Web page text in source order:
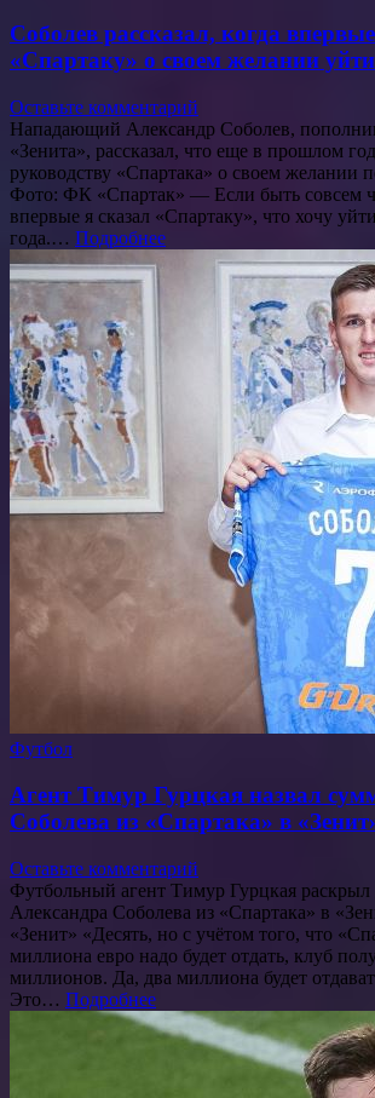
Соболев рассказал, когда
«Спартаку» о своем желании уйти
Оставьте комментарий
Нападающий Александр Соболев,
«Зенита», рассказал, что еще в прошлом
руководству «Спартака» о своем желании
Фото: ФК «Спартак» — Если быть совсем
впервые я сказал «Спартаку», что хочу
года.… Подробнее
Футбол
Агент Тимур Гурцкая назвал
Соболева из «Спартака» в
Оставьте комментарий
Футбольный агент Тимур Гурцкая раскрыл
Александра Соболева из «Спартака» в
«Зенит» «Десять, но с учётом того, что
миллиона евро надо будет отдать, клуб
миллионов. Да, два миллиона будет
Это… Подробнее